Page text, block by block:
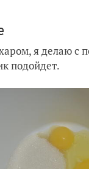
я делаю с
подойдет.